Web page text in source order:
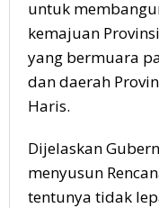
untuk
kemajuan
yang bermuara
dan daerah
Haris.
Dijelaskan
menyusun
tentunya tidak